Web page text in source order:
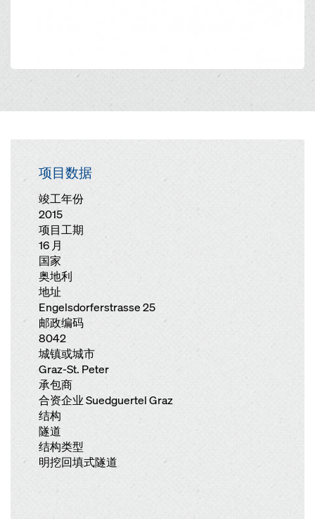
项目数据
竣工年份
2015
项目工期
16 月
国家
奥地利
地址
Engelsdorferstrasse 25
邮政编码
8042
城镇或城市
Graz-St. Peter
承包商
合资企业 Suedguertel Graz
结构
隧道
结构类型
明挖回填式隧道